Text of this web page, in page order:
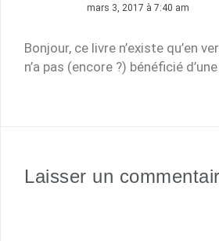
mars 3, 2017 à 7:40 am
Bonjour, ce livre n’existe qu’en
n’a pas (encore ?) bénéficié
Laisser un